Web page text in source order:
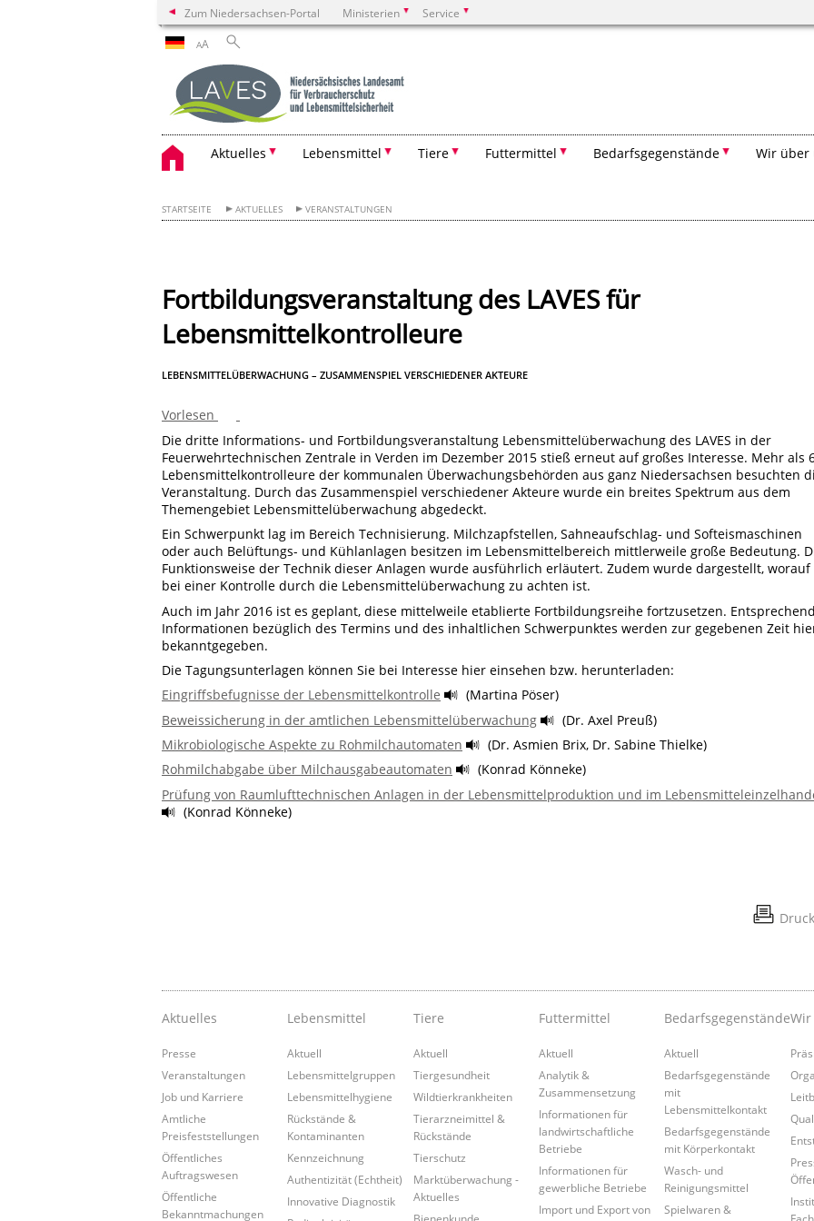
Zum Niedersachsen-Portal Ministerien Service
AA
Aktuelles Lebensmittel Tiere Futtermittel Bedarfsgegenstände Wir über
STARTSEITE AKTUELLES VERANSTALTUNGEN
Fortbildungsveranstaltung des LAVES für
Lebensmittelkontrolleure
LEBENSMITTELÜBERWACHUNG – ZUSAMMENSPIEL VERSCHIEDENER AKTEURE
Vorlesen
Die dritte Informations- und Fortbildungsveranstaltung Lebensmittelüberwachung des LAVES in der
Feuerwehrtechnischen Zentrale in Verden im Dezember 2015 stieß erneut auf großes Interesse. Mehr als
Lebensmittelkontrolleure der kommunalen Überwachungsbehörden aus ganz Niedersachsen besuchten
Veranstaltung. Durch das Zusammenspiel verschiedener Akteure wurde ein breites Spektrum aus dem
Themengebiet Lebensmittelüberwachung abgedeckt.
Ein Schwerpunkt lag im Bereich Technisierung. Milchzapfstellen, Sahneaufschlag- und Softeismaschinen
oder auch Belüftungs- und Kühlanlagen besitzen im Lebensmittelbereich mittlerweile große Bedeutung.
Funktionsweise der Technik dieser Anlagen wurde ausführlich erläutert. Zudem wurde dargestellt, worauf
bei einer Kontrolle durch die Lebensmittelüberwachung zu achten ist.
Auch im Jahr 2016 ist es geplant, diese mittelweile etablierte Fortbildungsreihe fortzusetzen.
Informationen bezüglich des Termins und des inhaltlichen Schwerpunktes werden zur gegebenen Zeit
bekanntgegeben.
Die Tagungsunterlagen können Sie bei Interesse hier einsehen bzw. herunterladen:
Eingriffsbefugnisse der Lebensmittelkontrolle
(Martina Pöser)
Beweissicherung in der amtlichen Lebensmittelüberwachung
(Dr. Axel Preuß)
Mikrobiologische Aspekte zu Rohmilchautomaten
(Dr. Asmien Brix, Dr. Sabine Thielke)
Rohmilchabgabe über Milchausgabeautomaten
(Konrad Könneke)
Prüfung von Raumlufttechnischen Anlagen in der Lebensmittelproduktion und im
(Konrad Könneke)
Aktuelles
Presse
Veranstaltungen
Job und Karriere
Amtliche
Preisfeststellungen
Öffentliches
Auftragswesen
Öffentliche
Bekanntmachungen
Lebensmittel
Aktuell
Lebensmittelgruppen
Lebensmittelhygiene
Rückstände &
Kontaminanten
Kennzeichnung
Authentizität (Echtheit)
Innovative Diagnostik
Tiere
Aktuell
Tiergesundheit
Wildtierkrankheiten
Tierarzneimittel &
Rückstände
Tierschutz
Marktüberwachung -
Aktuelles
Futtermittel
Aktuell
Analytik &
Zusammensetzung
Informationen für
landwirtschaftliche
Betriebe
Informationen für
gewerbliche Betriebe
Import und Export von
Bedarfsgegenstände
Aktuell
Bedarfsgegenstände
mit
Lebensmittelkontakt
Bedarfsgegenstände
mit Körperkontakt
Wasch- und
Reinigungsmittel
Spielwaren &